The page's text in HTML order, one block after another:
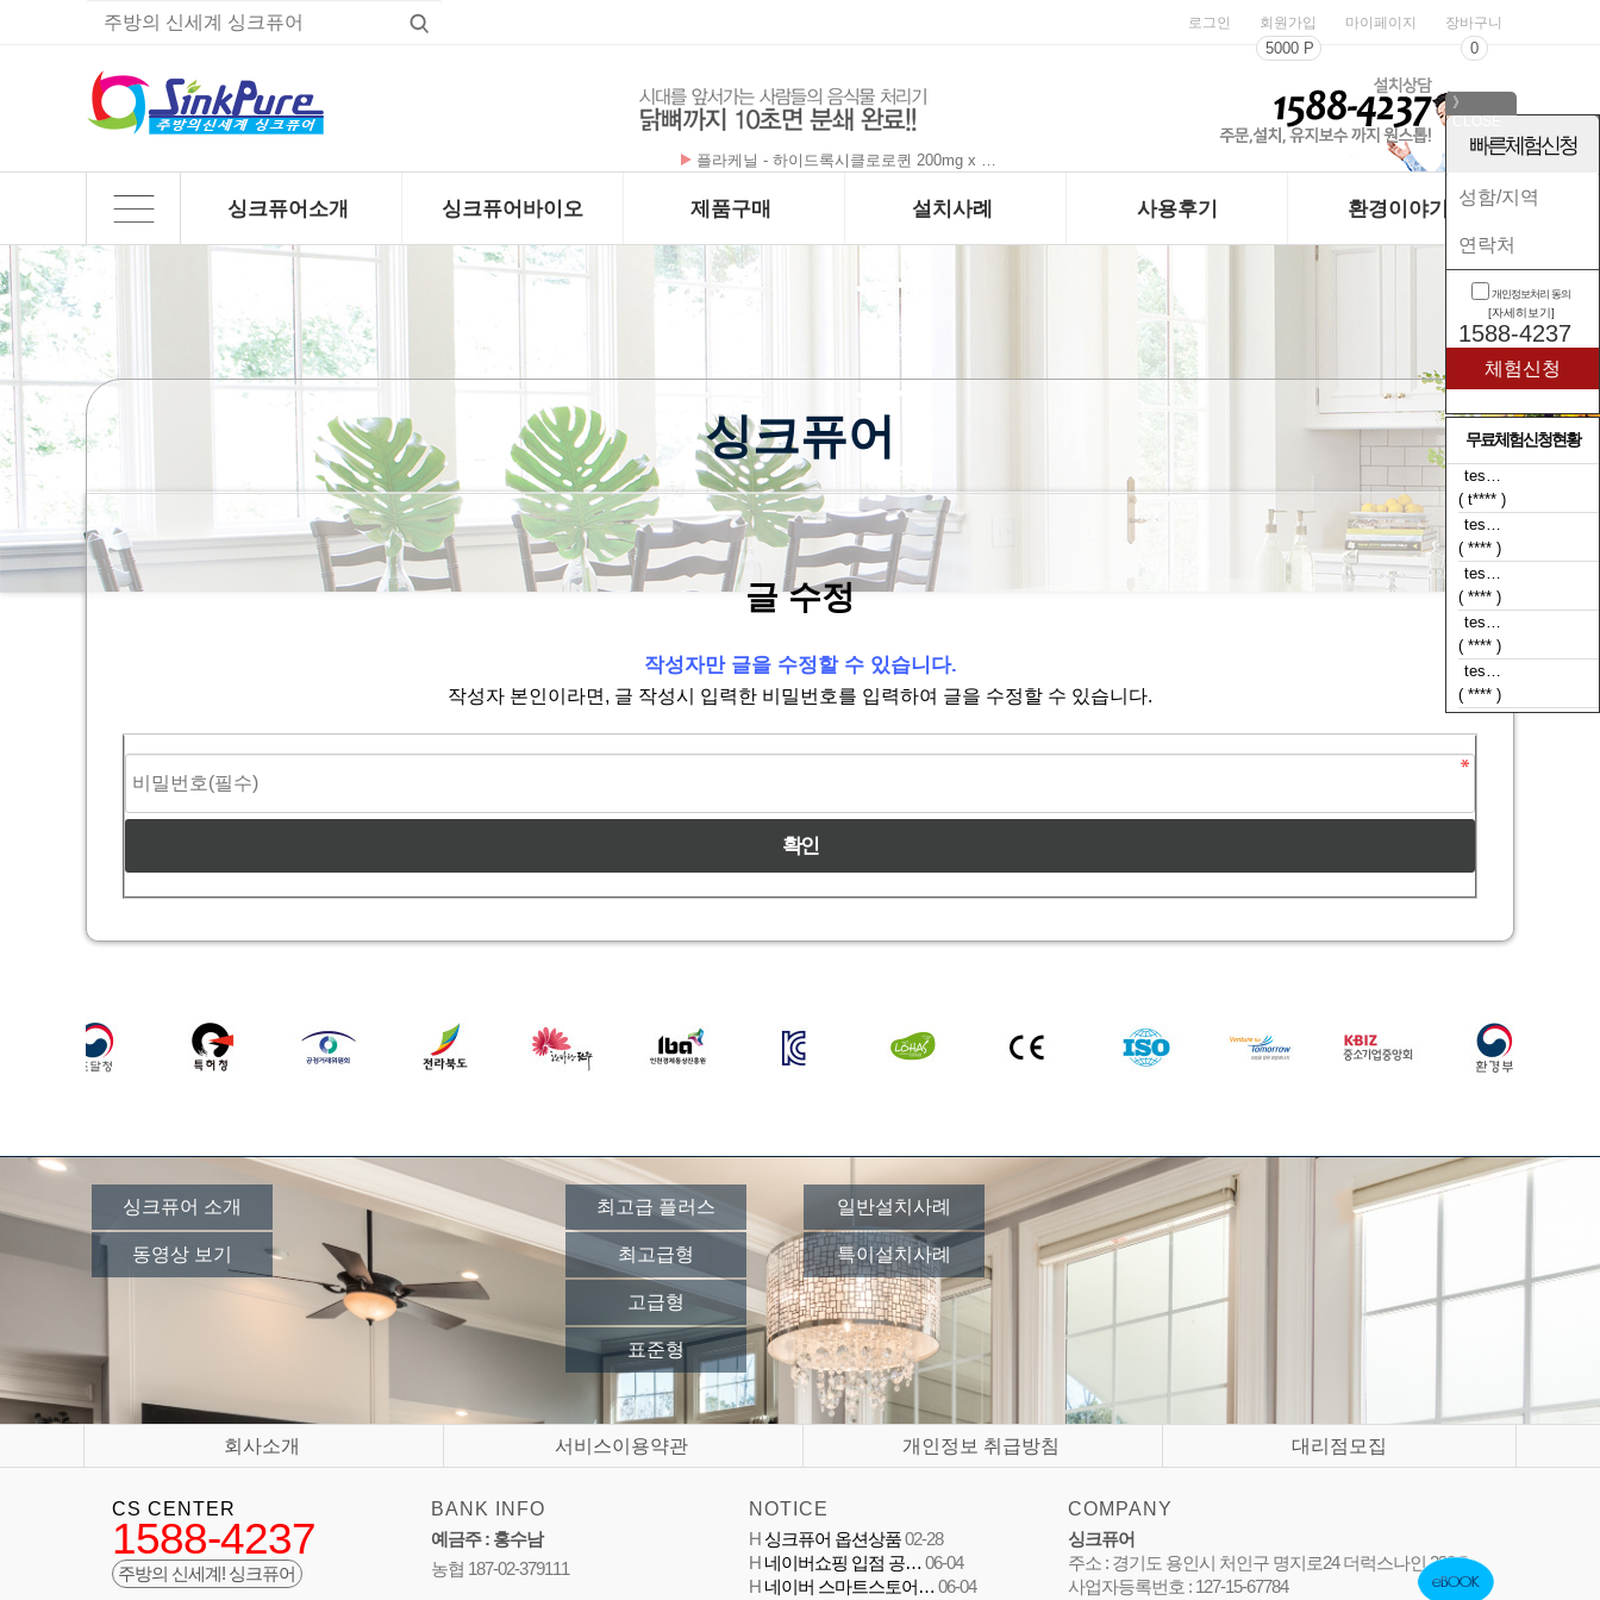
로그인 회원가입
5000 P
마이페이지 장바구니
0
플라케닐 - 하이드록시클로로퀸 200mg x …
싱크퓨어소개 싱크퓨어바이오
제품구매
하위분류
설치사례
하위분류
사용후기 환경이야기
싱크퓨어
글 수정
작성자만 글을 수정할 수 있습니다.
작성자 본인이라면, 글 작성시 입력한 비밀번호를 입력하여 글을 수정할 수 있습니다.
싱크퓨어 소개
동영상 보기
최고급 플러스
최고급형
고급형
표준형
일반설치사례
특이설치사례
회사소개 서비스이용약관 개인정보 취급방침 대리점모집
CS CENTER
1588-4237
주방의 신세계! 싱크퓨어
BANK INFO
예금주 : 홍수남
농협 187-02-379111
NOTICE
H 싱크퓨어 옵션상품 02-28
H 네이버쇼핑 입점 공… 06-04
H 네이버 스마트스토어… 06-04
COMPANY
싱크퓨어
주소 : 경기도 용인시 처인구 명지로24 더럭스나인 238호
사업자등록번호 : 127-15-67784
》
빠른체험신청
개인정보처리 동의
[자세히보기]
1588-4237
무료체험신청현황
tes…
( t**** )
tes…
( **** )
tes…
( **** )
tes…
( **** )
tes…
( **** )